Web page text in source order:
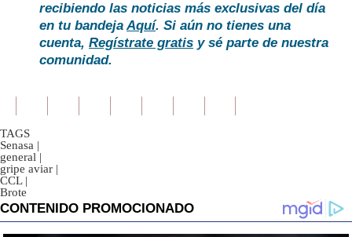
recibiendo las noticias más exclusivas del día
en tu bandejaAquí. Si aún no tienes una
cuenta, Regístrate gratis y sé parte de nuestra
comunidad.
TAGS
Senasa |
general |
gripe aviar |
CCL |
Brote